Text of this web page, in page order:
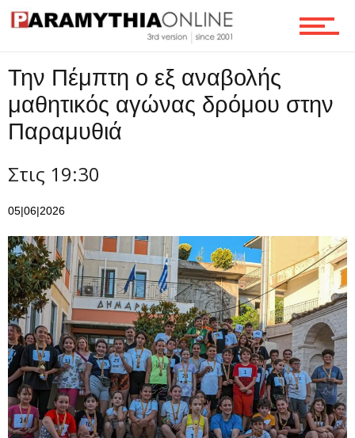
Ροή
Επικοινωνία
Την Πέμπτη ο εξ αναβολής
μαθητικός αγώνας δρόμου στην
Παραμυθιά
Στις 19:30
05|06|2026